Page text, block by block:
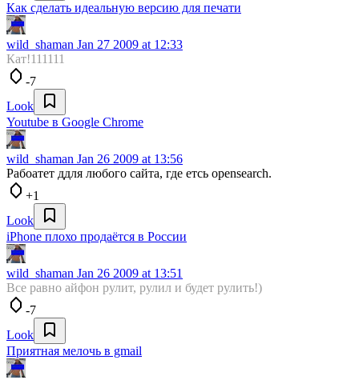
Как сделать идеальную версию для печати
wild_shaman Jan 27 2009 at 12:33
Кат!111111
-7
Look
Youtube в Google Chrome
wild_shaman Jan 26 2009 at 13:56
Рабоатет ддля любого сайта, где етсь opensearch.
+1
Look
iPhone плохо продаётся в России
wild_shaman Jan 26 2009 at 13:51
Все равно айфон рулит, рулил и будет рулить!)
-7
Look
Приятная мелочь в gmail